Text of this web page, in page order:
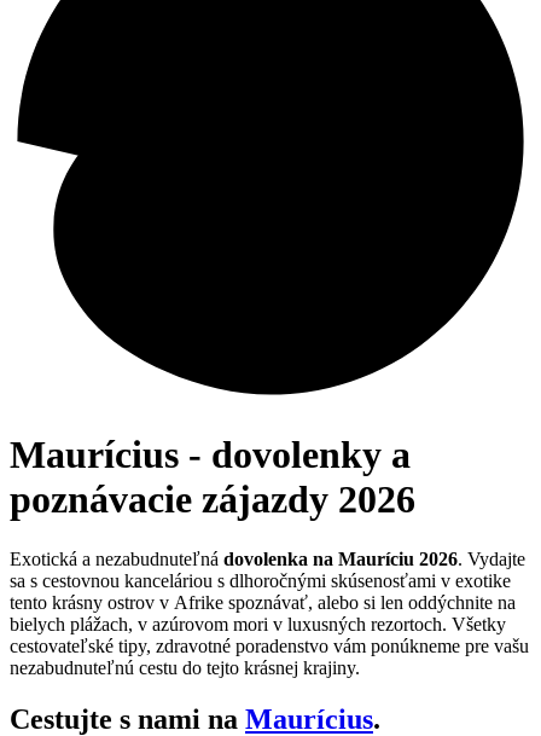
Maurícius - dovolenky a
poznávacie zájazdy 2026
Exotická a nezabudnuteľná dovolenka na Mauríciu 2026. Vydajte
sa s cestovnou kanceláriou s dlhoročnými skúsenosťami v exotike
tento krásny ostrov v Afrike spoznávať, alebo si len oddýchnite na
bielych plážach, v azúrovom mori v luxusných rezortoch. Všetky
cestovateľské tipy, zdravotné poradenstvo vám ponúkneme pre vašu
nezabudnuteľnú cestu do tejto krásnej krajiny.
Cestujte s nami na Maurícius.